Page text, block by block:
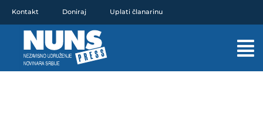
sadržaj
Kontakt Doniraj Uplati članarinu